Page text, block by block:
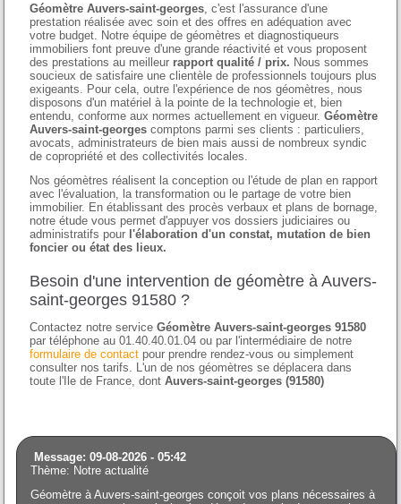
Géomètre Auvers-saint-georges , c'est l'assurance d'une
prestation réalisée avec soin et des offres en adéquation avec
votre budget. Notre équipe de géomètres et diagnostiqueurs
immobiliers font preuve d'une grande réactivité et vous proposent
des prestations au meilleur rapport qualité / prix. Nous sommes
soucieux de satisfaire une clientèle de professionnels toujours plus
exigeants. Pour cela, outre l'expérience de nos géomètres, nous
disposons d'un matériel à la pointe de la technologie et, bien
entendu, conforme aux normes actuellement en vigueur.Géomètre
Auvers-saint-georges comptons parmi ses clients : particuliers,
avocats, administrateurs de bien mais aussi de nombreux syndic
de copropriété et des collectivités locales.
Nos géomètres réalisent la conception ou l'étude de plan en rapport
avec l'évaluation, la transformation ou le partage de votre bien
immobilier. En établissant des procès verbaux et plans de bornage,
notre étude vous permet d'appuyer vos dossiers judiciaires ou
administratifs pour l'élaboration d'un constat, mutation de bien
foncier ou état des lieux.
Besoin d'une intervention de géomètre à Auvers-
saint-georges 91580 ?
Contactez notre serviceGéomètre Auvers-saint-georges 91580
par téléphone au 01.40.40.01.04 ou par l'intermédiaire de notre
formulaire de contact pour prendre rendez-vous ou simplement
consulter nos tarifs. L'un de nos géomètres se déplacera dans
toute l'Ile de France, dontAuvers-saint-georges (91580)
Message: 09-08-2026 - 05:42
Thème: Notre actualité
Géomètre à Auvers-saint-georges conçoit vos plans nécessaires à